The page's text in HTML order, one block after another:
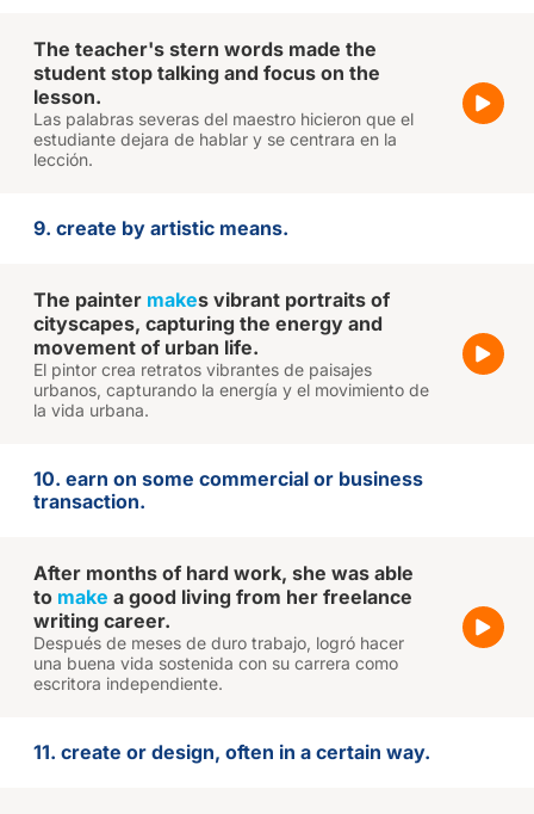
The teacher's stern words made the
student stop talking and focus on the
lesson.
Las palabras severas del maestro hicieron que el
estudiante dejara de hablar y se centrara en la
lección.
9. create by artistic means.
The painter makes vibrant portraits of
cityscapes, capturing the energy and
movement of urban life.
El pintor crea retratos vibrantes de paisajes
urbanos, capturando la energía y el movimiento de
la vida urbana.
10. earn on some commercial or business
transaction.
After months of hard work, she was able
to make a good living from her freelance
writing career.
Después de meses de duro trabajo, logró hacer
una buena vida sostenida con su carrera como
escritora independiente.
11. create or design, often in a certain way.